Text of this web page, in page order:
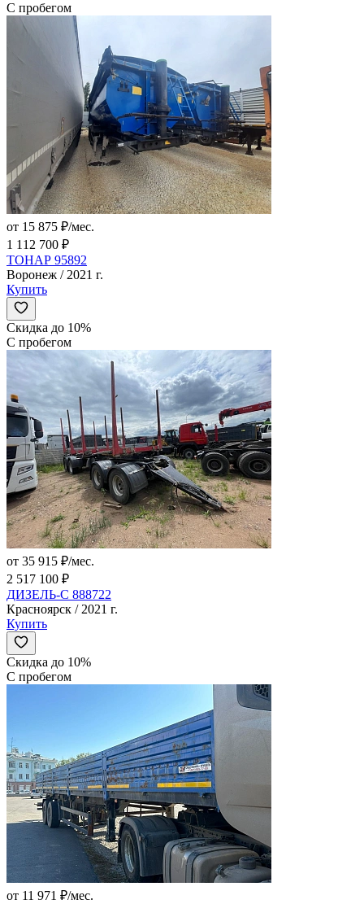
С пробегом
от 15 875 ₽/мес.
1 112 700 ₽
ТОНАР 95892
Воронеж / 2021 г.
Купить
Скидка до 10%
С пробегом
от 35 915 ₽/мес.
2 517 100 ₽
ДИЗЕЛЬ-С 888722
Красноярск / 2021 г.
Купить
Скидка до 10%
С пробегом
от 11 971 ₽/мес.